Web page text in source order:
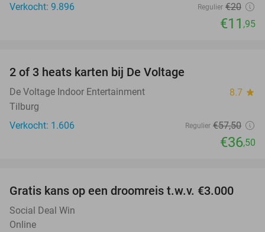
Verkocht: 9.896
Regulier €20
€11 ,95
2 of 3 heats karten bij De Voltage
De Voltage Indoor Entertainment 8.7 star
Tilburg
Verkocht: 1.606
Regulier €57,50
€36,50
Gratis kans op een droomreis t.w.v. €3.000
Social Deal Win
Online